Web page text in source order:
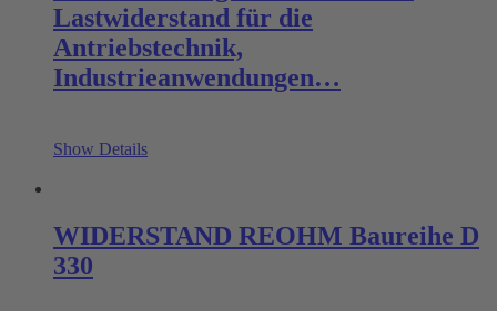
Lastwiderstand für die
Antriebstechnik,
Industrieanwendungen…
Show Details
WIDERSTAND REOHM Baureihe D
330